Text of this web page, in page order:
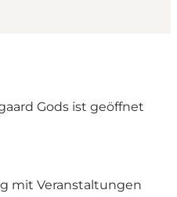
Gods ist geöffnet
mit Veranstaltungen